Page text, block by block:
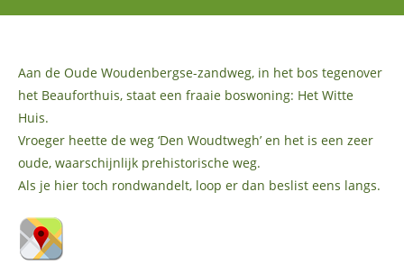
Aan de Oude Woudenbergse-zandweg, in het bos tegenover
het Beauforthuis, staat een fraaie boswoning: Het Witte
Huis.
Vroeger heette de weg ‘Den Woudtwegh’ en het is een zeer
oude, waarschijnlijk prehistorische weg.
Als je hier toch rondwandelt, loop er dan beslist eens langs.